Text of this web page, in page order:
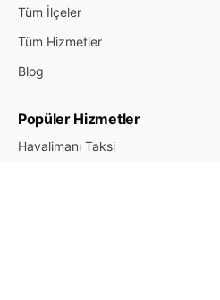
Tüm İlçeler
Tüm Hizmetler
Blog
Popüler Hizmetler
Havalimanı Taksi